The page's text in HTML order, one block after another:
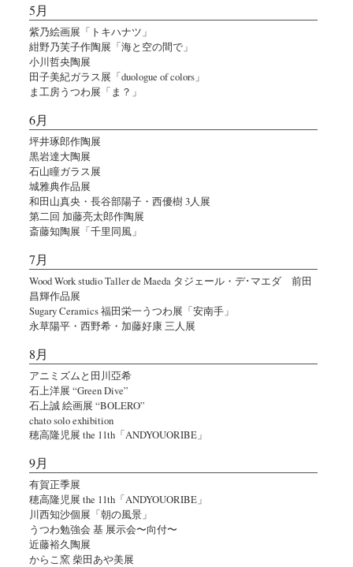
5月
紫乃絵画展「トキハナツ」
紺野乃芙子作陶展「海と空の間で」
小川哲央陶展
田子美紀ガラス展「duologue of colors」
ま工房うつわ展「ま？」
6月
坪井琢郎作陶展
黒岩達大陶展
石山瞳ガラス展
城雅典作品展
和田山真央・長谷部陽子・西優樹 3人展
第二回 加藤亮太郎作陶展
斎藤知陶展「千里同風」
7月
Wood Work studio Taller de Maeda タジェール・デ･マエダ 前田
昌輝作品展
Sugary Ceramics 福田栄一うつわ展「安南手」
永草陽平・西野希・加藤好康 三人展
8月
アニミズムと田川亞希
石上洋展 “Green Dive”
石上誠 絵画展 “BOLERO”
chato solo exhibition
穂高隆児展 the 11th「ANDYOUORIBE」
9月
有賀正季展
穂高隆児展 the 11th「ANDYOUORIBE」
川西知沙個展「朝の風景」
うつわ勉強会 基 展示会〜向付〜
近藤裕久陶展
からこ窯 柴田あや美展